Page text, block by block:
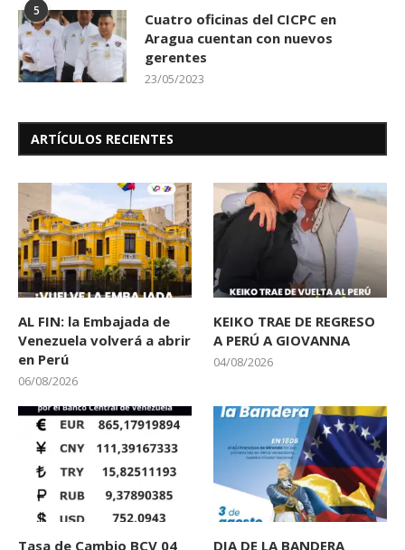
5
Cuatro oficinas del CICPC en
Aragua cuentan con nuevos
gerentes
23/05/2023
ARTÍCULOS RECIENTES
AL FIN: la Embajada de
Venezuela volverá a abrir
en Perú
06/08/2026
KEIKO TRAE DE REGRESO
A PERÚ A GIOVANNA
04/08/2026
Tasa de Cambio BCV 04
DIA DE LA BANDERA